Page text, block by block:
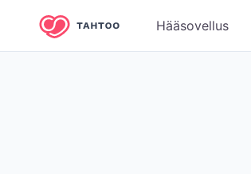
Hääsovellus